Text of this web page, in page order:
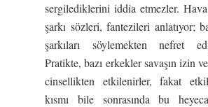
sergilediklerini iddia etmezler.
şarkı sözleri, fantezileri anlatıyor;
şarkıları söylemekten nefret
Pratikte, bazı erkekler savaşın izin
cinsellikten etkilenirler, fakat
kısmı bile sonrasında bu